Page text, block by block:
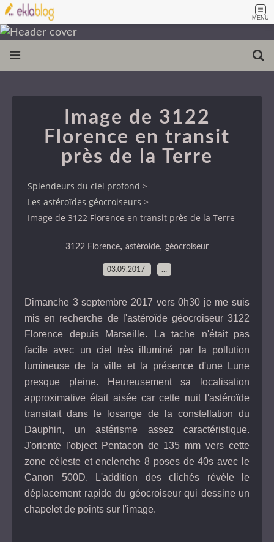
MENU
Image de 3122
Florence en transit
près de la Terre
Splendeurs du ciel profond >
Les astéroïdes géocroiseurs >
Image de 3122 Florence en transit près de la Terre
3122 Florence, astéroide, géocroiseur
03.09.2017 …
Dimanche 3 septembre 2017 vers 0h30 je me suis
mis en recherche de l'astéroïde géocroiseur 3122
Florence depuis Marseille. La tache n'était pas
facile avec un ciel très illuminé par la pollution
lumineuse de la ville et la présence d'une Lune
presque pleine. Heureusement sa localisation
approximative était aisée car cette nuit l'astéroïde
transitait dans le losange de la constellation du
Dauphin, un astérisme assez caractéristique.
J'oriente l'object Pentacon de 135 mm vers cette
zone céleste et enclenche 8 poses de 40s avec le
Canon 500D. L'addition des clichés révèle le
déplacement rapide du géocroiseur qui dessine un
chapelet de points sur l'image.